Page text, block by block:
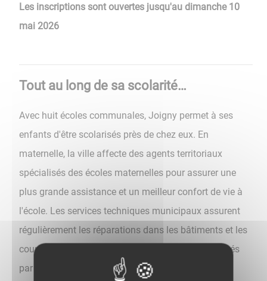
Les inscriptions sont ouvertes jusqu'au dimanche 10
mai 2026
Tout au long de sa scolarité…
Avec huit écoles communales, Joigny permet à ses
enfants d'être scolarisés près de chez eux. En
maternelle, la ville affecte des agents territoriaux
spécialisés des écoles maternelles pour assurer une
plus grande assistance et un meilleur confort de vie à
l'école. Les services techniques municipaux assurent
régulièrement les réparations dans les bâtiments et les
cours de récréation. Trois restaurants scolaires gérés
par la mairie accueillent les enfants le midi. De